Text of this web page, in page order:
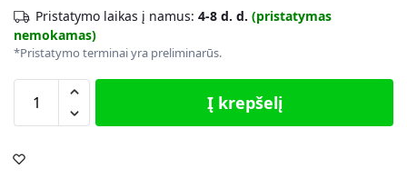
Pristatymo laikas į namus: 4-8 d. d. (pristatymas
nemokamas)
*Pristatymo terminai yra preliminarūs.
Į krepšelį